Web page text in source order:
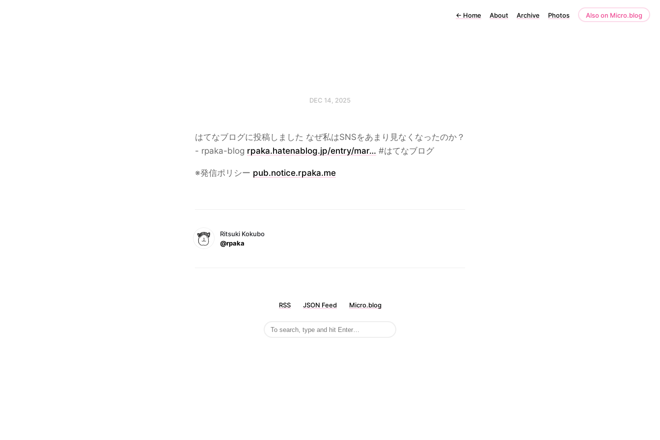
← Home About Archive Photos Also on Micro.blog
DEC 14, 2025
はてなブログに投稿しました なぜ私はSNSをあまり見なくなったのか？
- rpaka-blog rpaka.hatenablog.jp/entry/mar… #はてなブログ
※発信ポリシー pub.notice.rpaka.me
Ritsuki Kokubo
@rpaka
RSS JSON Feed Micro.blog